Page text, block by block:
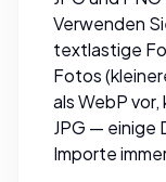
Verwenden
textlastige
Fotos
als WebP vor,
JPG — einige
Importe